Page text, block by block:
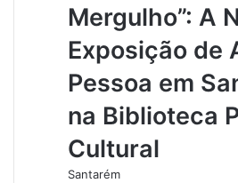
Mergulho”: A
Exposição de
Pessoa em
na Biblioteca
Cultural
Santarém